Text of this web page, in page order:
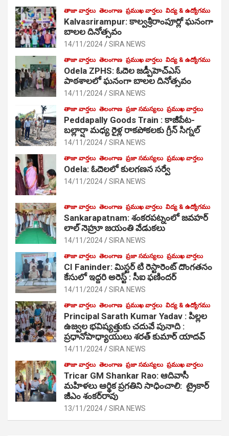
తాజా వార్తలు తెలంగాణ ప్రముఖ వార్తలు విద్య & ఉద్యోగము
Kalvasrirampur: కాల్వశ్రీరాంపూర్లో ఘనంగా
బాలల దినోత్సవం
14/11/2024 SIRA NEWS
తాజా వార్తలు తెలంగాణ ప్రముఖ వార్తలు విద్య & ఉద్యోగము
Odela ZPHS: ఓదెల జ‌డ్పీహెచ్ఎస్
పాఠ‌శాల‌లో ఘనంగా బాలల దినోత్సవం
14/11/2024 SIRA NEWS
తాజా వార్తలు తెలంగాణ ప్రజా సమస్యలు ప్రముఖ వార్తలు
Peddapally Goods Train : కాజీపేట-
బల్లార్షా మధ్య రైళ్ల రాకపోకలకు గ్రీన్ సిగ్నల్
14/11/2024 SIRA NEWS
తాజా వార్తలు తెలంగాణ ప్రజా సమస్యలు ప్రముఖ వార్తలు
Odela: ఓదెలలో కులగణన సర్వే
14/11/2024 SIRA NEWS
తాజా వార్తలు తెలంగాణ ప్రముఖ వార్తలు విద్య & ఉద్యోగము
Sankarapatnam: శంకరపట్నంలో జవహర్
లాల్ నెహ్రూ జయంతి వేడుకలు
14/11/2024 SIRA NEWS
తాజా వార్తలు తెలంగాణ ప్రజా సమస్యలు ప్రముఖ వార్తలు
CI Faninder: మిస్టర్ టి రెస్టారెంట్ దొంగతనం
కేసులో ఇద్దరి అరెస్ట్ : సీఐ ఫణిందర్
14/11/2024 SIRA NEWS
తాజా వార్తలు తెలంగాణ ప్రముఖ వార్తలు విద్య & ఉద్యోగము
Principal Sarath Kumar Yadav : పిల్లల
ఉజ్వల భవిష్యత్తుకు చదువే పునాది :
ప్రధానోపాధ్యాయులు శరత్ కుమార్ యాదవ్
14/11/2024 SIRA NEWS
తాజా వార్తలు తెలంగాణ ప్రజా సమస్యలు ప్రముఖ వార్తలు
Tricar GM Shankar Rao: ఆదివాసీ
మహిళలు ఆర్థిక ప్రగతిని సాధించాలి: ట్రైకార్
జీఎం శంకర్‌రావు
13/11/2024 SIRA NEWS